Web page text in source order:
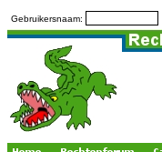
Gebruikersnaam: